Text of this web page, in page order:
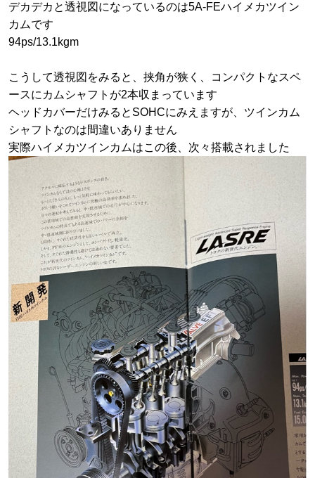
デカデカと透視図になっているのは5A-FEハイメカツイン
カムです
94ps/13.1kgm
こうして透視図をみると、挟角が狭く、コンパクトなスペ
ースにカムシャフトが2本収まっています
ヘッドカバーだけみるとSOHCにみえますが、ツインカム
シャフトなのは間違いありません
実際ハイメカツインカムはこの後、次々搭載されました